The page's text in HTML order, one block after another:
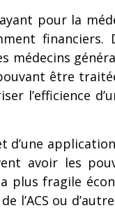
pour la
financiers.
médecins
être
l’efficience
d’une
avoir les
plus fragile
l’ACS ou